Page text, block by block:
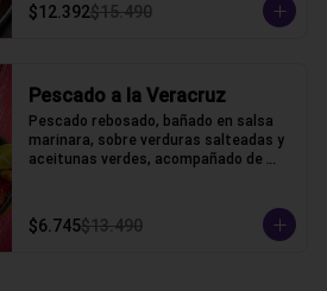
$12.392$15.490
Pescado a la Veracruz
Pescado rebosado, bañado en salsa
marinara, sobre verduras salteadas y
aceitunas verdes, acompañado de
$6.745$13.490